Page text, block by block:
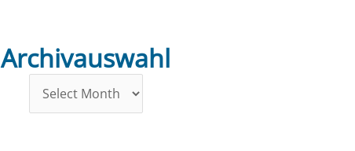
Archivauswahl